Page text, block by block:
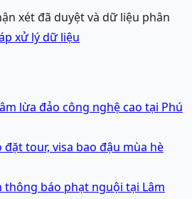
xét đã duyệt và dữ liệu phân
xử lý dữ liệu
lừa đảo công nghệ cao tại Phú
đặt tour, visa bao đậu mùa hè
thông báo phạt nguội tại Lâm